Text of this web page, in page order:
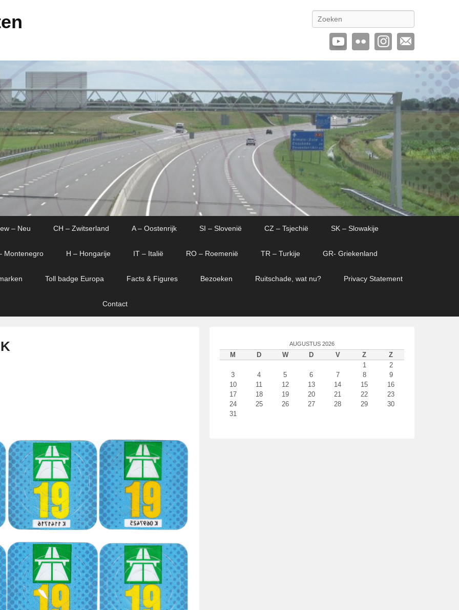
Zoeken
– Neu CH – Zwitserland A – Oostenrijk SI – Slovenië CZ – Tsjechië SK – Slowakije
Montenegro H – Hongarije IT – Italië RO – Roemenië TR – Turkije GR- Griekenland
Toll badge Europa Facts & Figures Bezoeken Ruitschade, wat nu? Privacy Statement
Contact
AUGUSTUS 2026
M D W D V Z
Z
1
2
3
4 5 6 7 8
9
10
11 12 13 14 15
16
17
18 19 20 21 22
23
24
25 26 27 28 29
30
31